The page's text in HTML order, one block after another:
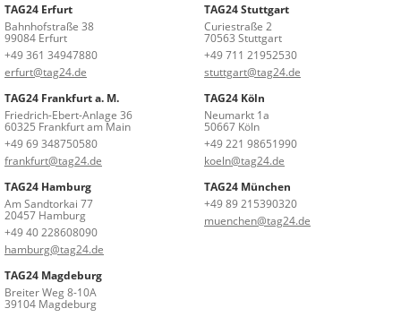
TAG24 Erfurt
Bahnhofstraße 38
99084 Erfurt
+49 361 34947880
erfurt@tag24.de
TAG24 Stuttgart
Curiestraße 2
70563 Stuttgart
+49 711 21952530
stuttgart@tag24.de
TAG24 Frankfurt a. M.
Friedrich-Ebert-Anlage 36
60325 Frankfurt am Main
+49 69 348750580
frankfurt@tag24.de
TAG24 Köln
Neumarkt 1a
50667 Köln
+49 221 98651990
koeln@tag24.de
TAG24 Hamburg
Am Sandtorkai 77
20457 Hamburg
+49 40 228608090
hamburg@tag24.de
TAG24 München
+49 89 215390320
muenchen@tag24.de
TAG24 Magdeburg
Breiter Weg 8-10A
39104 Magdeburg